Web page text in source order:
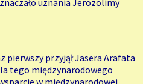
uznania Jerozolimy
pierwszy przyjął Jasera Arafata
tego międzynarodowego